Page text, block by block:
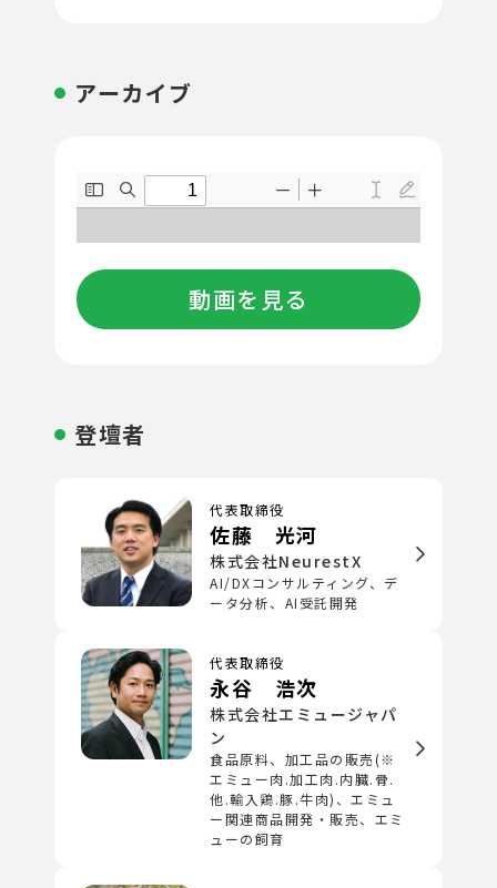
アーカイブ
動画を見る
登壇者
代表取締役
佐藤 光河
株式会社NeurestX
AI/DXコンサルティング、デ
ータ分析、AI受託開発
代表取締役
永谷 浩次
株式会社エミュージャパ
ン
食品原料、加工品の販売(※
エミュー肉.加工肉.内臓.骨.
他.輸入鶏.豚.牛肉)、エミュ
ー関連商品開発・販売、エミ
ューの飼育